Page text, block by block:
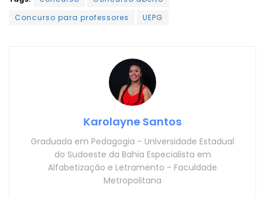
Concurso para professores
UEPG
Karolayne Santos
Graduada em Pedagogia - Universidade Estadual
do Sudoeste da Bahia Especialista em
Alfabetização e Letramento - Faculdade
Metropolitana